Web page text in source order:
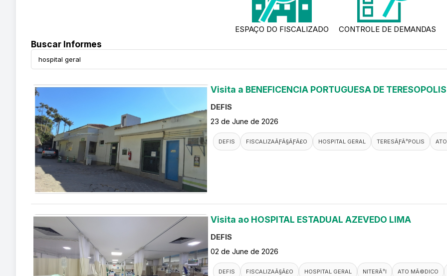
ESPAÇO DO FISCALIZADO CONTROLE DE DEMANDAS
Buscar Informes
Visita a BENEFICENCIA PORTUGUESA DE TERESOPOLIS
DEFIS
23 de June de 2026
DEFIS FISCALIZAÃƑÂ§ÃƑÂ£O HOSPITAL GERAL TERESÃƑÂ³POLIS
Visita ao HOSPITAL ESTADUAL AZEVEDO LIMA
DEFIS
02 de June de 2026
DEFIS FISCALIZAÃ§Ã£O HOSPITAL GERAL NITERÃ³I ATO MÃ©DICO